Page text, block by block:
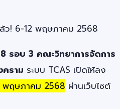
ว! 6-12 พฤษภาคม 2568
รอบ 3 คณะวิทยาการจัดการ
ราม ระบบ TCAS เปิดให้ลง
พฤษภาคม 2568 ผ่านเว็บไซต์